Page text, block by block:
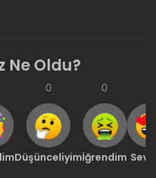
Ne Oldu?
0
Düşünceliyim
0
İğrendim